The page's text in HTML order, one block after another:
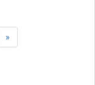
»